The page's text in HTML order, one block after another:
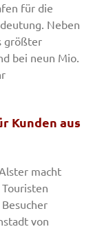
für die
Neben
größter
bei neun Mio.
Kunden aus
macht
von